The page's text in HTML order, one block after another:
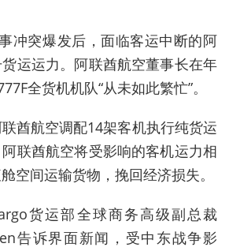
冲突爆发后，面临客运中断的阿
运运力。阿联酋航空董事长在年
全货机机队“从未如此繁忙”。
酋航空调配14架客机执行纯货运
联酋航空将受影响的客机运力相
空间运输货物，挽回经济损失。
货运部全球商务高级副总裁
告诉界面新闻，受中东战争影